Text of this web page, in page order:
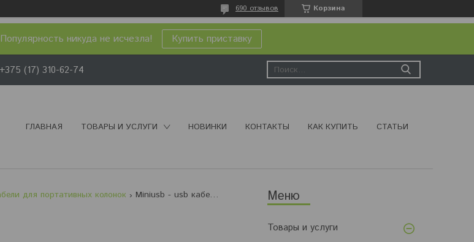
Корзина
690 отзывов
Популярность никуда не исчезла! Купить приставку
+375 (17) 310-62-74
ГЛАВНАЯ ТОВАРЫ И УСЛУГИ НОВИНКИ КОНТАКТЫ КАК КУПИТЬ СТАТЬИ
Товары и услуги
для портативных колонок Miniusb - usb кабель 0,5 метра